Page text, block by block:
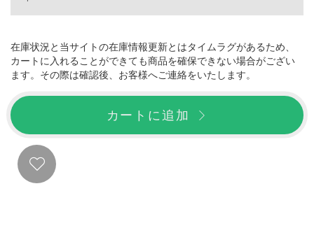
在庫状況と当サイトの在庫情報更新とはタイムラグがあるため、
カートに入れることができても商品を確保できない場合がござい
ます。その際は確認後、お客様へご連絡をいたします。
カートに追加